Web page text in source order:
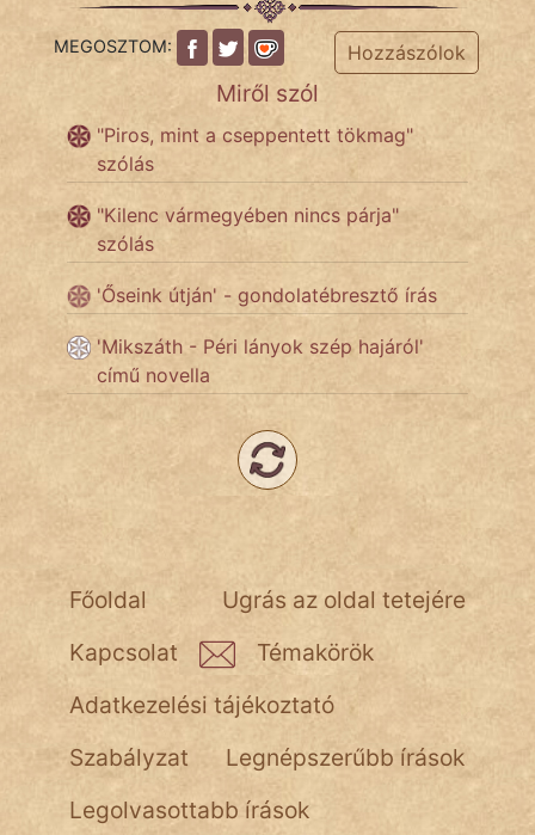
PSZICHO
FILM
ÉLETMÓD
MAGYARSÁG
TÖRTÉNELEM
Népszerű szerzőink:
MEGOSZTOM: Hozzászólok
Miről szól
"Piros, mint a cseppentett tökmag"
szólás
"Kilenc vármegyében nincs párja"
szólás
'Őseink útján' - gondolatébresztő írás
'Mikszáth - Péri lányok szép hajáról'
című novella
Ugrás az oldal tetejére
Főoldal
Kapcsolat
Témakörök
Adatkezelési tájékoztató
Szabályzat
Legnépszerűbb írások
Legolvasottabb írások